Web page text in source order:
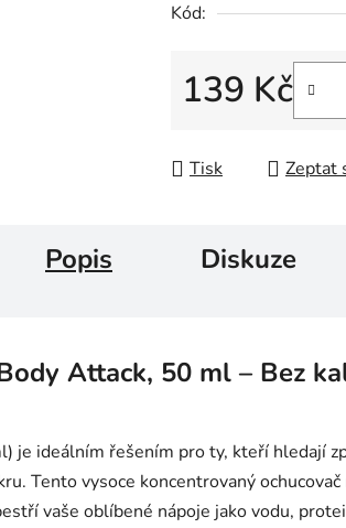
Kód:
139 Kč
Tisk Zeptat
Popis Diskuze
Attack, 50 ml – Bez
je ideálním řešením pro ty, kteří hledají
Tento vysoce koncentrovaný ochucovač
vaše oblíbené nápoje jako vodu,